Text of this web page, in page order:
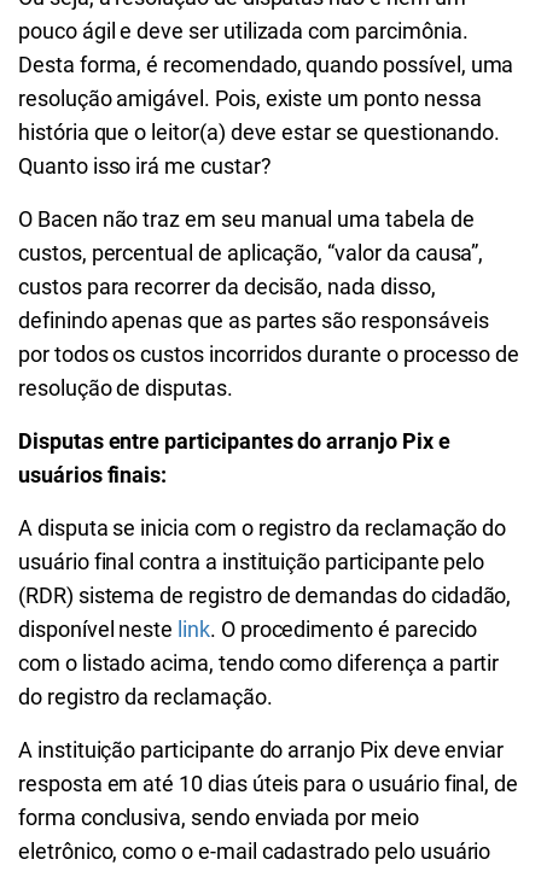
pouco ágil e deve ser utilizada com parcimônia.
Desta forma, é recomendado, quando possível, uma
resolução amigável. Pois, existe um ponto nessa
história que o leitor(a) deve estar se questionando.
Quanto isso irá me custar?
O Bacen não traz em seu manual uma tabela de
custos, percentual de aplicação, “valor da causa”,
custos para recorrer da decisão, nada disso,
definindo apenas que as partes são responsáveis
por todos os custos incorridos durante o processo de
resolução de disputas.
Disputas entre participantes do arranjo Pix e
usuários finais:
A disputa se inicia com o registro da reclamação do
usuário final contra a instituição participante pelo
(RDR) sistema de registro de demandas do cidadão,
disponível neste link. O procedimento é parecido
com o listado acima, tendo como diferença a partir
do registro da reclamação.
A instituição participante do arranjo Pix deve enviar
resposta em até 10 dias úteis para o usuário final, de
forma conclusiva, sendo enviada por meio
eletrônico, como o e-mail cadastrado pelo usuário